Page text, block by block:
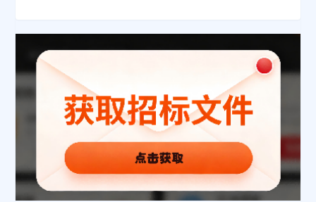
联系方式
填写联系电话后会有服务中心的工作人员给您致电！